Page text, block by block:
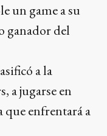
un game a su
ganador del
a la
a jugarse en
que enfrentará a